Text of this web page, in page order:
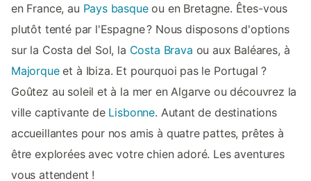
en France, au Pays basqueou en Bretagne. Êtes-vous
plutôt tenté par l'Espagne ? Nous disposons d'options
sur la Costa del Sol, la Costa Brava ou aux Baléares, à
Majorqueet à Ibiza. Et pourquoi pas le Portugal ?
Goûtez au soleil et à la mer en Algarve ou découvrez la
ville captivante de Lisbonne. Autant de destinations
accueillantes pour nos amis à quatre pattes, prêtes à
être explorées avec votre chien adoré. Les aventures
vous attendent !